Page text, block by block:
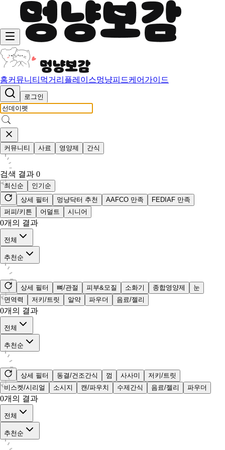
홈커뮤니티 먹거리 플레이스멍냥피드케어가이드
로그인
커뮤니티 사료 영양제 간식
검색 결과 0
최신순
인기순
상세 필터
멍냥닥터 추천 AAFCO 만족
FEDIAF 만족
퍼피/키튼
어덜트 시니어
0개의 결과
전체
추천순
상세 필터 뼈/관절 피부&모질 소화기 종합영양제
눈
면역력
저키/트릿 알약 파우더 음료/젤리
0개의 결과
전체
추천순
상세 필터 동결/건조간식 껌 사사미
저키/트릿
비스켓/시리얼
소시지 캔/파우치 수제간식 음료/젤리 파우더
0개의 결과
전체
추천순